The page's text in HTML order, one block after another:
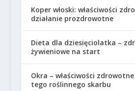
Koper włoski: właściwości
działanie prozdrowotne
Dieta dla dziesięciolatka –
żywieniowe na start
Okra – właściwości
tego roślinnego skarbu